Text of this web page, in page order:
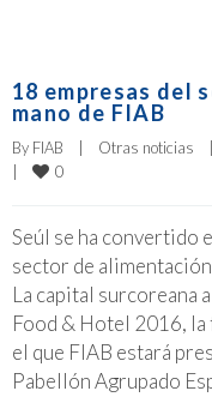
18 empresas del
mano de FIAB
By FIAB Otras noticias
0
Seúl se ha convertido
sector de
La capital surcoreana
Food & Hotel 2016,
el que FIAB estará
Pabellón Agrupado